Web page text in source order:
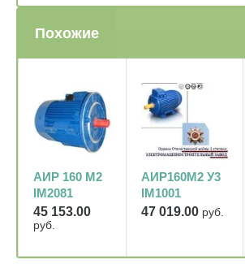
Похожие
АИР 160 М2
IM2081
45 153.00
руб.
АИР160М2 У3
IM1001
47 019.00 руб.